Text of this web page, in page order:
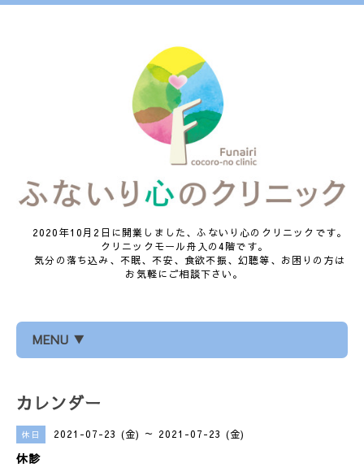
2020年10月2日に開業しました、ふないり心のクリニックです。
クリニックモール舟入の4階です。
気分の落ち込み、不眠、不安、食欲不振、幻聴等、お困りの方は
お気軽にご相談下さい。
MENU ▼
カレンダー
休日 2021-07-23 (金) ～ 2021-07-23 (金)
休診